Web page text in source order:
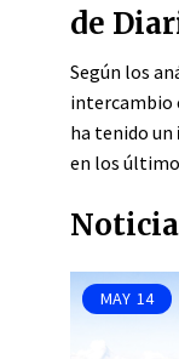
de
Según los
intercambio
ha tenido un
en los
MAY 14